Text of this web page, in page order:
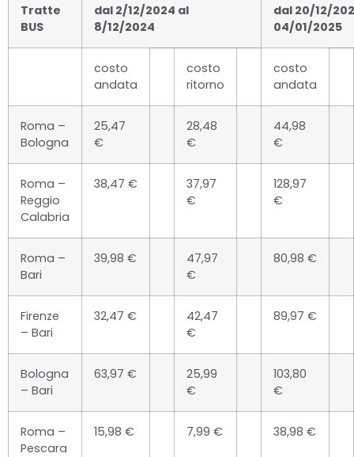
Tratte
BUS
dal 2/12/2024 al
8/12/2024
dal 20/12/
04/01/2025
costo
andata
costo
ritorno
costo
andata
Roma –
Bologna
25,47
€
28,48
€
44,98
€
Roma –
Reggio
Calabria
38,47 €
37,97
€
128,97
€
Roma –
Bari
39,98 €
47,97
€
80,98 €
Firenze
– Bari
32,47 €
42,47
€
89,97 €
Bologna
– Bari
63,97 €
25,99
€
103,80
€
Roma –
Pescara
15,98 € 7,99 € 38,98 €